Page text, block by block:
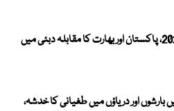
ویمنز ایشیا کپ 2026، پاکستان اور بھارت کا مقابلہ دبئی میں
میں بارشوں اور دریاؤں میں طغیانی کا خدشہ،